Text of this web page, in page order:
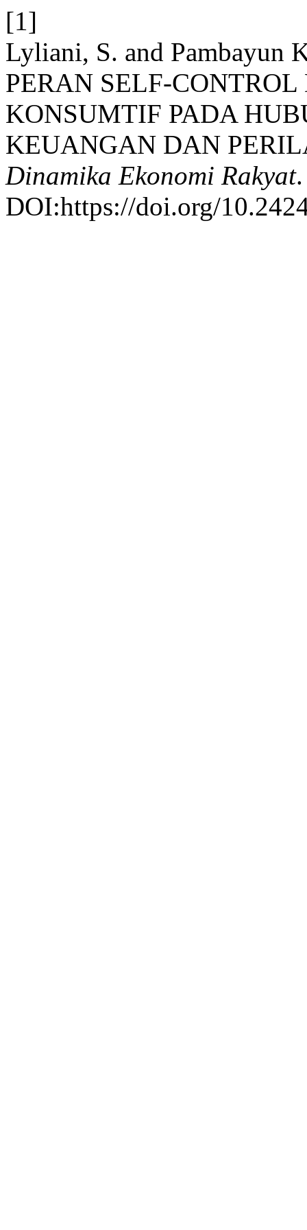
[1]
Lyliani, S. and Pambayun
PERAN SELF-
KONSUMTIF PADA
KEUANGAN DAN
Dinamika Ekonomi Rakyat
DOI:https://doi.org/